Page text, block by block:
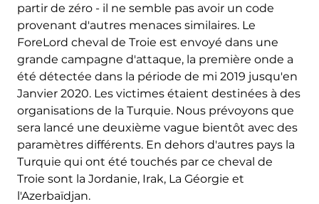
partir de zéro - il ne semble pas avoir un code
provenant d'autres menaces similaires. Le
ForeLord cheval de Troie est envoyé dans une
grande campagne d'attaque, la première onde a
été détectée dans la période de mi 2019 jusqu'en
Janvier 2020. Les victimes étaient destinées à des
organisations de la Turquie. Nous prévoyons que
sera lancé une deuxième vague bientôt avec des
paramètres différents. En dehors d'autres pays la
Turquie qui ont été touchés par ce cheval de
Troie sont la Jordanie, Irak, La Géorgie et
l'Azerbaïdjan.